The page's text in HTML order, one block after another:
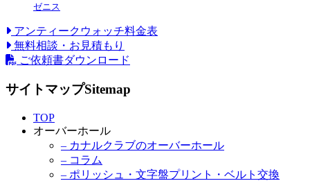
ゼニス
アンティークウォッチ料金表
無料相談・お見積もり
ご依頼書ダウンロード
サイトマップSitemap
TOP
オーバーホール
– カナルクラブのオーバーホール
– コラム
– ポリッシュ・文字盤プリント・ベルト交換